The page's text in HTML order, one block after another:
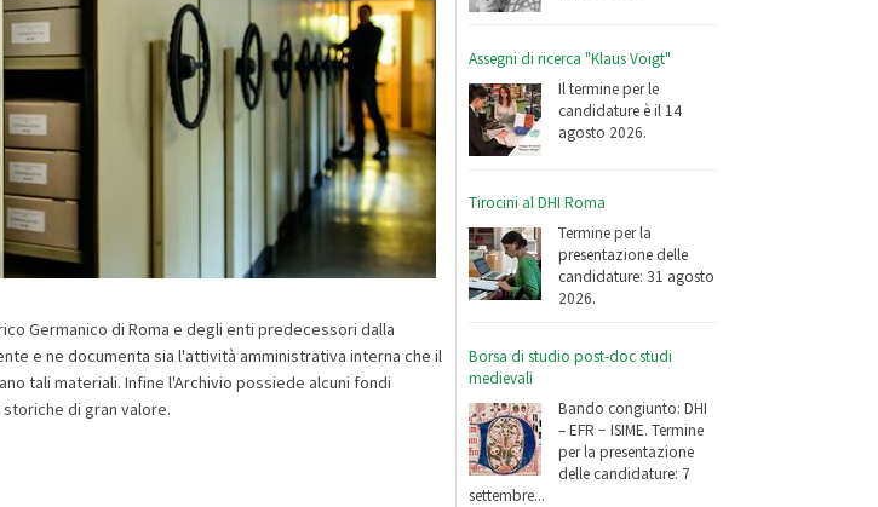
Assegni di ricerca "Klaus Voigt"
Il termine per le
candidature è il 14
agosto 2026.
Tirocini al DHI Roma
Termine per la
presentazione delle
candidature: 31 agosto
2026.
Borsa di studio post-doc studi
medievali
Bando congiunto: DHI
– EFR − ISIME. Termine
per la presentazione
delle candidature: 7
settembre...
Germanico di Roma e degli enti predecessori dalla
e ne documenta sia l'attività amministrativa interna che il
tali materiali. Infine l'Archivio possiede alcuni fondi
di gran valore.